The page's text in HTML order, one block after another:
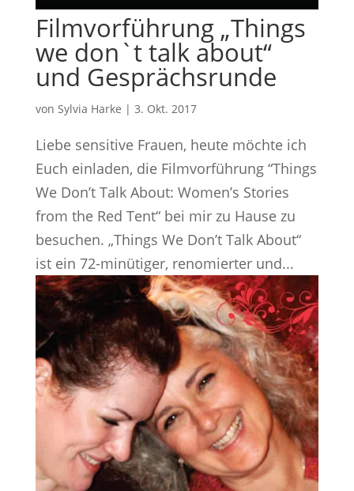
Filmvorführung „Things
we don`t talk about“
und Gesprächsrunde
von Sylvia Harke | 3. Okt. 2017
Liebe sensitive Frauen, heute möchte ich
Euch einladen, die Filmvorführung “Things
We Don’t Talk About: Women’s Stories
from the Red Tent“ bei mir zu Hause zu
besuchen. „Things We Don’t Talk About“
ist ein 72-minütiger, renomierter und...